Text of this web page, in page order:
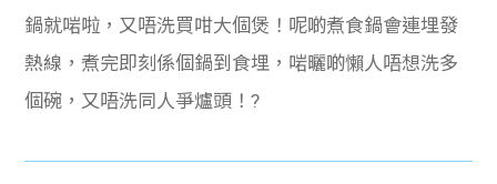
鍋就啱啦，又唔洗買咁大個煲！呢啲煮食鍋會連埋發
熱線，煮完即刻係個鍋到食埋，啱曬啲懶人唔想洗多
個碗，又唔洗同人爭爐頭！?